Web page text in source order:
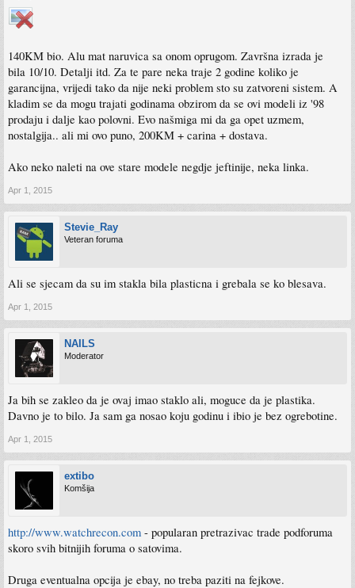
140KM bio. Alu mat naruvica sa onom oprugom. Završna izrada je
bila 10/10. Detalji itd. Za te pare neka traje 2 godine koliko je
garancijna, vrijedi tako da nije neki problem sto su zatvoreni sistem. A
kladim se da mogu trajati godinama obzirom da se ovi modeli iz '98
prodaju i dalje kao polovni. Evo našmiga mi da ga opet uzmem,
nostalgija.. ali mi ovo puno, 200KM + carina + dostava.
Ako neko naleti na ove stare modele negdje jeftinije, neka linka.
Apr 1, 2015
Stevie_Ray
Veteran foruma
Ali se sjecam da su im stakla bila plasticna i grebala se ko blesava.
Apr 1, 2015
NAILS
Moderator
Ja bih se zakleo da je ovaj imao staklo ali, moguce da je plastika.
Davno je to bilo. Ja sam ga nosao koju godinu i ibio je bez ogrebotine.
Apr 1, 2015
extibo
Komšija
http://www.watchrecon.com - popularan pretrazivac trade podforuma
skoro svih bitnijih foruma o satovima.
Druga eventualna opcija je ebay, no treba paziti na fejkove.